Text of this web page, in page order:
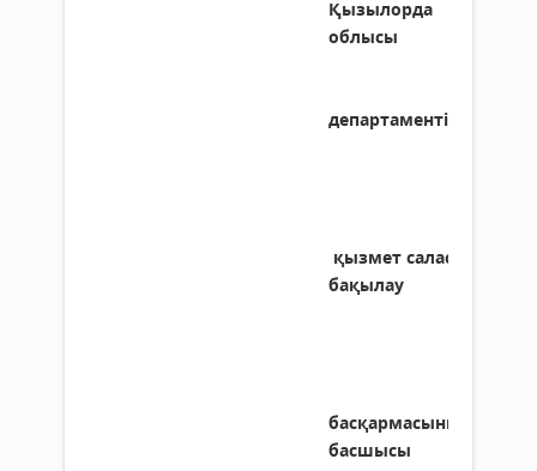
Қызылорда
облысы
департаментінің
қызмет саласындағы
бақылау
басқармасының
басшысы